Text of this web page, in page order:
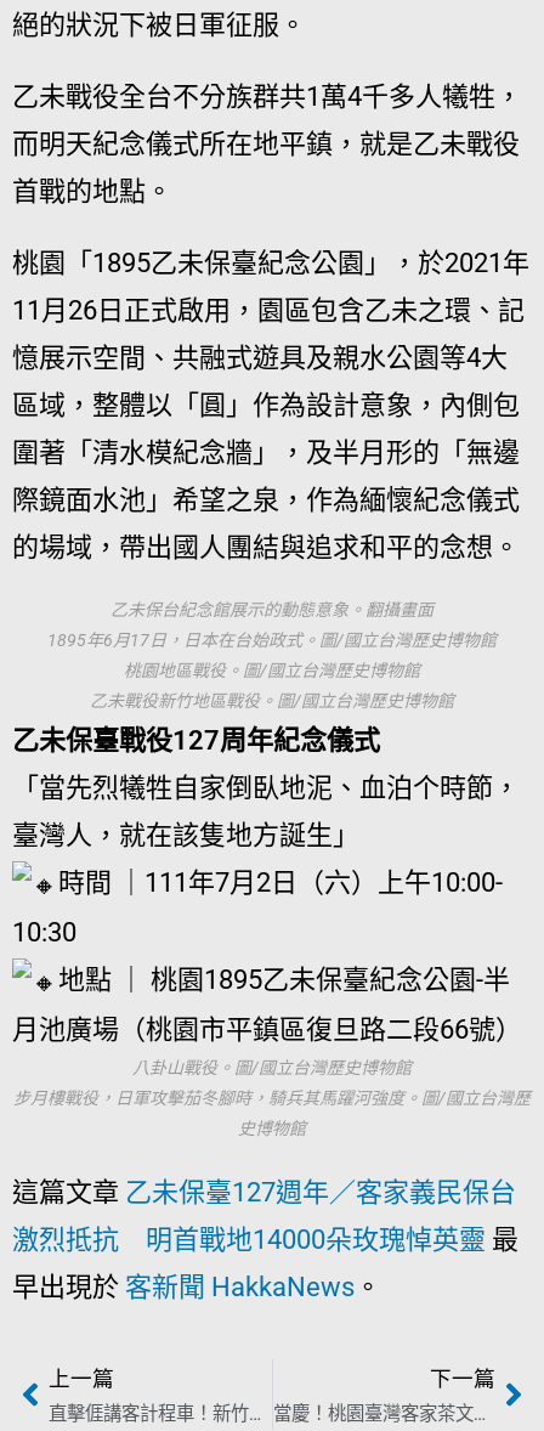
絕的狀況下被日軍征服。
乙未戰役全台不分族群共1萬4千多人犧牲，
而明天紀念儀式所在地平鎮，就是乙未戰役
首戰的地點。
桃園「1895乙未保臺紀念公園」，於2021年
11月26日正式啟用，園區包含乙未之環、記
憶展示空間、共融式遊具及親水公園等4大
區域，整體以「圓」作為設計意象，內側包
圍著「清水模紀念牆」，及半月形的「無邊
際鏡面水池」希望之泉，作為緬懷紀念儀式
的場域，帶出國人團結與追求和平的念想。
乙未保台紀念館展示的動態意象。翻攝畫面
1895年6月17日，日本在台始政式。圖/國立台灣歷史博物館
桃園地區戰役。圖/國立台灣歷史博物館
乙未戰役新竹地區戰役。圖/國立台灣歷史博物館
乙未保臺戰役127周年紀念儀式
「當先烈犧牲自家倒臥地泥、血泊个時節，
臺灣人，就在該隻地方誕生」
時間 ｜111年7月2日（六）上午10:00-
10:30
地點 ｜ 桃園1895乙未保臺紀念公園-半
月池廣場（桃園市平鎮區復旦路二段66號）
八卦山戰役。圖/國立台灣歷史博物館
步月樓戰役，日軍攻擊茄冬腳時，騎兵其馬躍河強度。圖/國立台灣歷
史博物館
這篇文章 乙未保臺127週年／客家義民保台
激烈抵抗 明首戰地14000朵玫瑰悼英靈 最
早出現於 客新聞 HakkaNews 。
上一篇
直擊𠊎講客計程車！新竹高鐵站外叫車 大都會司機跟你說客語！
下一篇
當慶！桃園臺灣客家茶文化館結合地景 美國繆思設計獎摘銀